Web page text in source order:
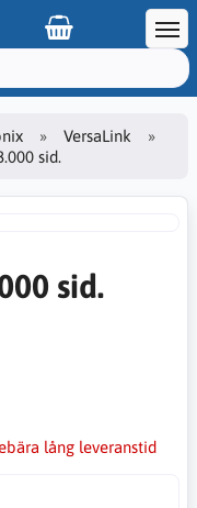
VersaLink
sid.
sid.
lång leveranstid